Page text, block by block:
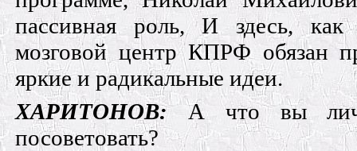
пассивная роль, И здесь, как
мозговой центр КПРФ обязан
яркие и радикальные идеи.
ХАРИТОНОВ:А что вы
посоветовать?